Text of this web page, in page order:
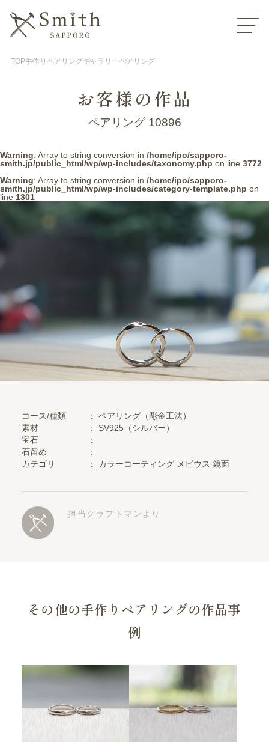
TOP手作りペアリングギャラリーペアリング
お客様の作品
ペアリング 10896
Warning: Array to string conversion in /home/ipo/sapporo-
smith.jp/public_html/wp/wp-includes/taxonomy.php on line 3772
Warning: Array to string conversion in /home/ipo/sapporo-
smith.jp/public_html/wp/wp-includes/category-template.php on
line 1301
コース/種類
： ペアリング（彫金工法）
素材
： SV925（シルバー）
宝石
：
石留め
：
カテゴリ
： カラーコーティング メビウス鏡面
担当クラフトマンより
その他の手作りペアリングの作品事
例